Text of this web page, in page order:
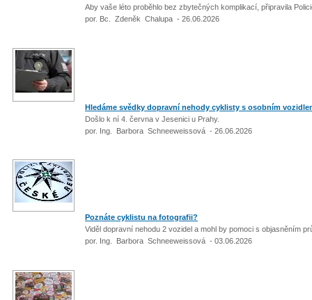
Aby vaše léto proběhlo bez zbytečných komplikací, připravila
por. Bc. Zdeněk Chalupa - 26.06.2026
Hledáme svědky dopravní nehody cyklisty s osobním
Došlo k ní 4. června v Jesenici u Prahy.
por. Ing. Barbora Schneeweissová - 26.06.2026
Poznáte cyklistu na fotografii?
Viděl dopravní nehodu 2 vozidel a mohl by pomoci s objasněním
por. Ing. Barbora Schneeweissová - 03.06.2026